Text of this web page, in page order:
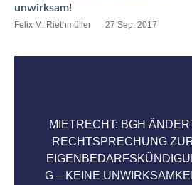
unwirksam!
Felix M. Riethmüller 27 Sep. 2017
MIETRECHT: BGH
RECHTSPRECHUNG
G – KEINE